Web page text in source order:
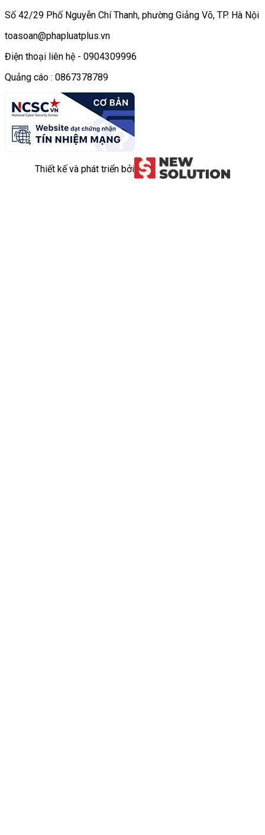
Số 42/29 Phố Nguyễn Chí Thanh, phường Giảng Võ, TP. Hà Nội
toasoan@phapluatplus.vn
Điện thoại liên hệ - 0904309996
Quảng cáo : 0867378789
Thiết kế và phát triển bởi